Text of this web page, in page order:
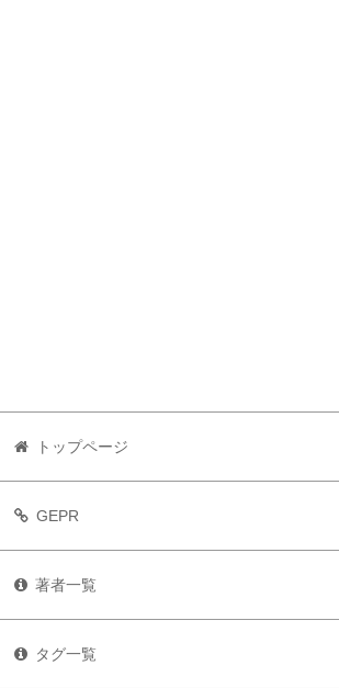
トップページ
GEPR
著者一覧
タグ一覧